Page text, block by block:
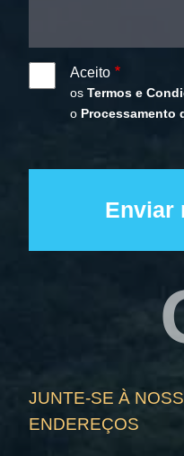
Aceito
osTermos e
o Processamento
JUNTE-SE À
ENDEREÇOS